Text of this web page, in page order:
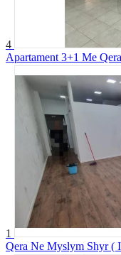
4
Apartament 3+1 Me
1
Qera Ne Myslym Shyr (